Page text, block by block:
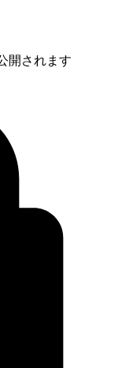
開されます